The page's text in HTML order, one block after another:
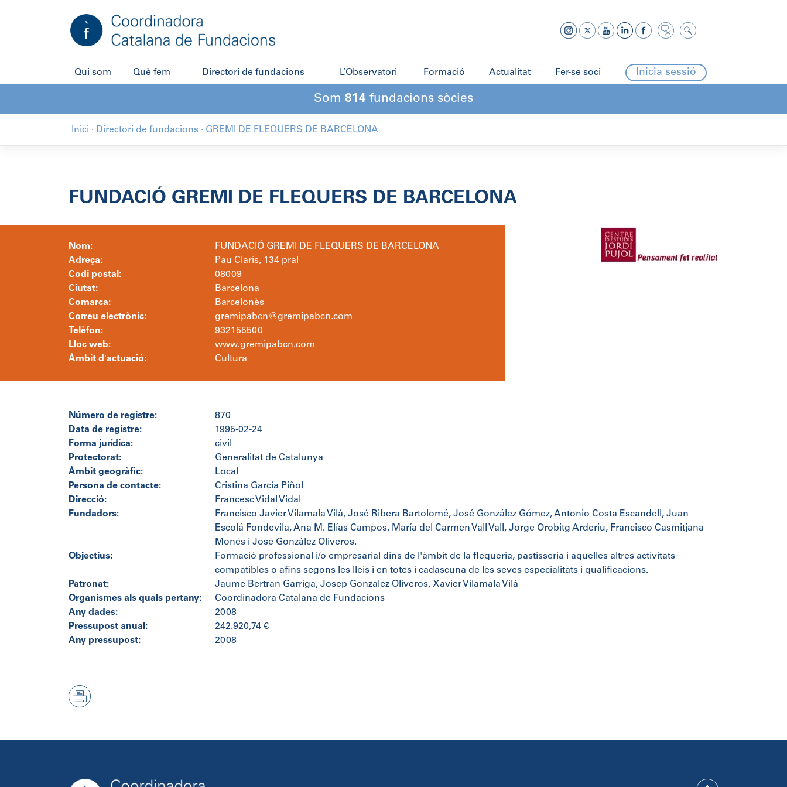
Qui som Què fem Directori de fundacions L’Observatori Formació Actualitat Fer-se soci Inicia sessió
Som 814 fundacions sòcies
Inici · Directori de fundacions · GREMI DE FLEQUERS DE BARCELONA
FUNDACIÓ GREMI DE FLEQUERS DE BARCELONA
Nom:
FUNDACIÓ GREMI DE FLEQUERS DE BARCELONA
Adreça:
Pau Claris, 134 pral
Codi postal:
08009
Ciutat:
Barcelona
Comarca:
Barcelonès
Correu electrònic:
gremipabcn@gremipabcn.com
Telèfon:
932155500
Lloc web:
www.gremipabcn.com
Àmbit d'actuació:
Cultura
Número de registre:
870
Data de registre:
1995-02-24
Forma jurídica:
civil
Protectorat:
Generalitat de Catalunya
Àmbit geogràfic:
Local
Persona de contacte:
Cristina García Piñol
Direcció:
Francesc Vidal Vidal
Fundadors:
Francisco Javier Vilamala Vilá, José Ribera Bartolomé, José González Gómez, Antonio Costa Escandell, Juan
Escolá Fondevila, Ana M. Elías Campos, María del Carmen Vall Vall, Jorge Orobitg Arderiu, Francisco Casmitjana
Monés i José González Oliveros.
Objectius:
Formació professional i/o empresarial dins de l'àmbit de la flequeria, pastisseria i aquelles altres activitats
compatibles o afins segons les lleis i en totes i cadascuna de les seves especialitats i qualificacions.
Patronat:
Jaume Bertran Garriga, Josep Gonzalez Oliveros, Xavier Vilamala Vilà
Organismes als quals pertany:
Coordinadora Catalana de Fundacions
Any dades:
2008
Pressupost anual:
242.920,74 €
Any pressupost:
2008